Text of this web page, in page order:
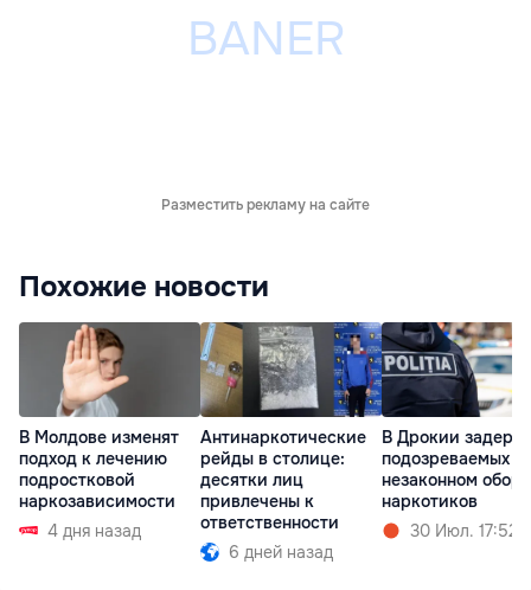
Разместить рекламу на сайте
Похожие новости
В Молдове изменят
подход к лечению
подростковой
наркозависимости
4 дня назад
Антинаркотические
рейды в столице:
десятки лиц
привлечены к
ответственности
6 дней назад
В Дрокии
подозреваемых в
незаконном
наркотиков
30 Июл. 17:52